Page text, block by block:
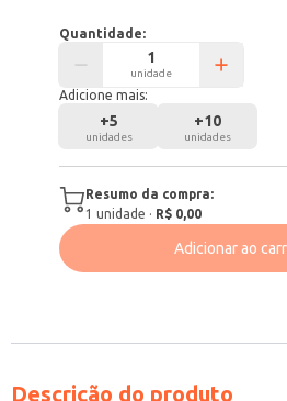
Quantidade:
unidade
Adicione mais:
+5
unidades
+10
unidades
Resumo da compra:
1 unidade · R$ 0,00
Adicionar ao
Descrição do produto